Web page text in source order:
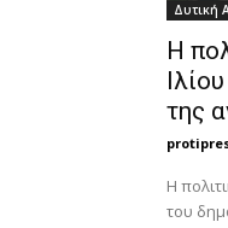
Δυτική
Η
της
Η
του